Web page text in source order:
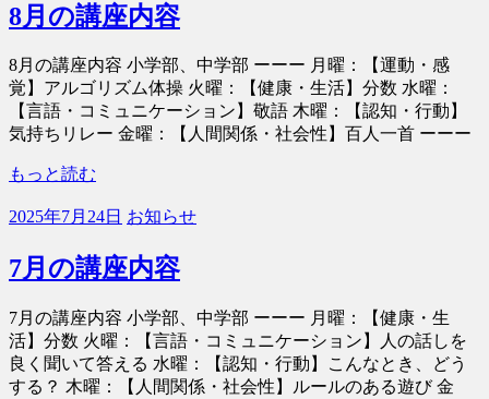
8月の講座内容
8月の講座内容 小学部、中学部 ーーー 月曜：【運動・感
覚】アルゴリズム体操 火曜：【健康・生活】分数 水曜：
【言語・コミュニケーション】敬語 木曜：【認知・行動】
気持ちリレー 金曜：【人間関係・社会性】百人一首 ーーー
もっと読む
2025年7月24日 お知らせ
7月の講座内容
7月の講座内容 小学部、中学部 ーーー 月曜：【健康・生
活】分数 火曜：【言語・コミュニケーション】人の話しを
良く聞いて答える 水曜：【認知・行動】こんなとき、どう
する？ 木曜：【人間関係・社会性】ルールのある遊び 金